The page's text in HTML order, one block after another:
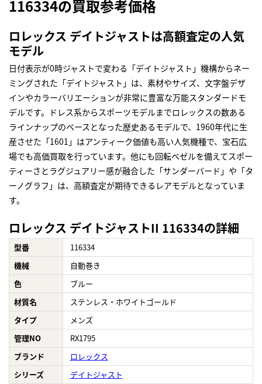
116334の買取参考価格
ロレックス デイトジャストは高額査定の人気
モデル
日付表示が0時ジャストで変わる「デイトジャスト」機構からネー
ミングされた「デイトジャスト」は、素材やサイズ、文字盤デザ
インやカラーバリエーションが非常に豊富な万能スタンダードモ
デルです。ドレス系からスポーツモデルまでロレックスの数ある
ラインナップのベースとなった歴史あるモデルで、1960年代に生
産させた「1601」はアンティーク価値も高い人気機種で、宝石広
場でも高価買取を行っています。他にも回転ベゼルを備えてスポー
ティーさとラグジュアリー感が融合した「サンダーバード」や「タ
ーノグラフ」は、高額査定が期待できるレアモデルとなっていま
す。
ロレックス デイトジャストII 116334の詳細
型番
116334
機械
自動巻き
色
ブルー
材質名
ステンレス・ホワイトゴールド
タイプ
メンズ
管理NO
RX1795
ブランド
ロレックス
シリーズ
デイトジャスト